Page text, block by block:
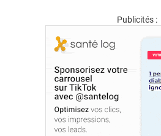
Publicités :